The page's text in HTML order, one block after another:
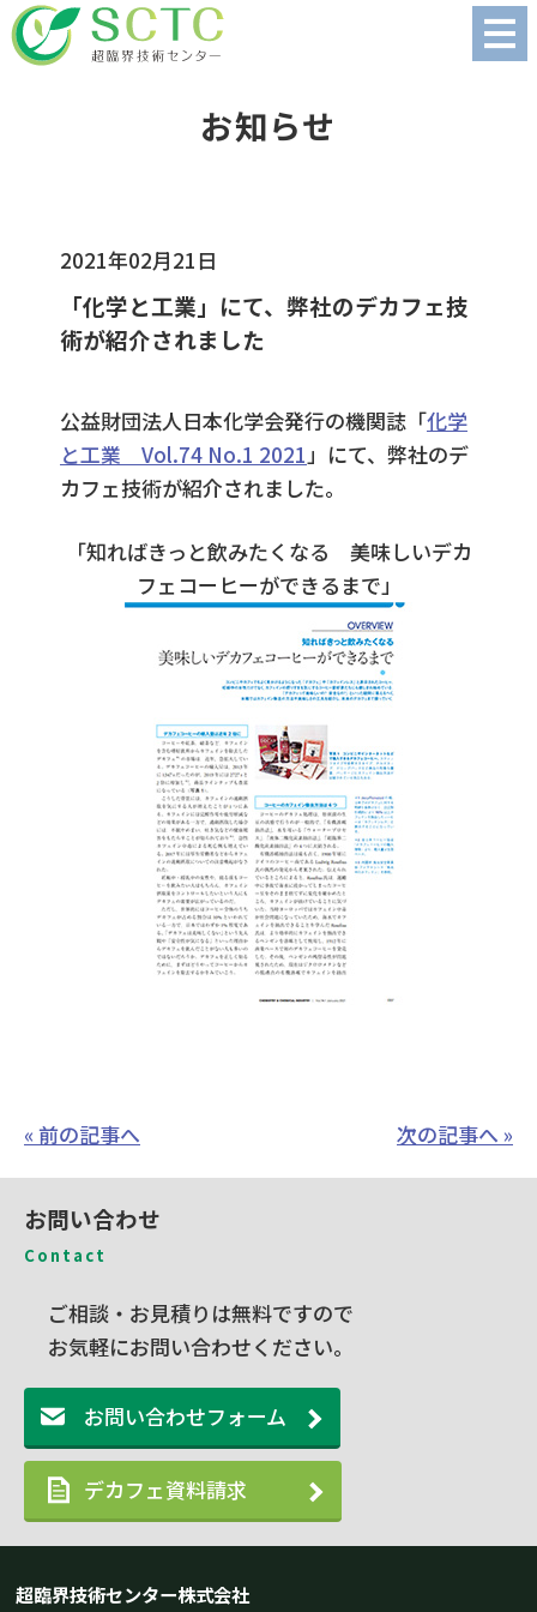
お知らせ
2021年02月21日
「化学と工業」にて、弊社のデカフェ技
術が紹介されました
公益財団法人日本化学会発行の機関誌「化学
と工業 Vol.74 No.1 2021」にて、弊社のデ
カフェ技術が紹介されました。
「知ればきっと飲みたくなる 美味しいデカ
フェコーヒーができるまで」
« 前の記事へ 次の記事へ »
お問い合わせ
Contact
ご相談・お見積りは無料ですので
お気軽にお問い合わせください。
お問い合わせフォーム
デカフェ資料請求
超臨界技術センター株式会社